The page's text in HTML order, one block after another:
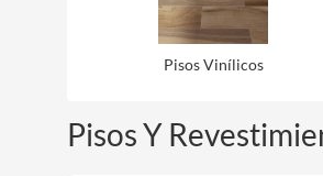
Pisos Viní­licos
Pisos Y